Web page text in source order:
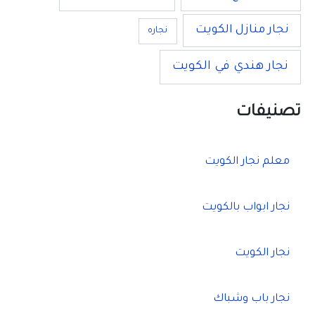
نجار منازل الكويت نجاره
نجار هندي في الكويت
تصنيفات
معلم نجار الكويت
نجار ابواب بالكويت
نجار الكويت
نجار باب وشباك